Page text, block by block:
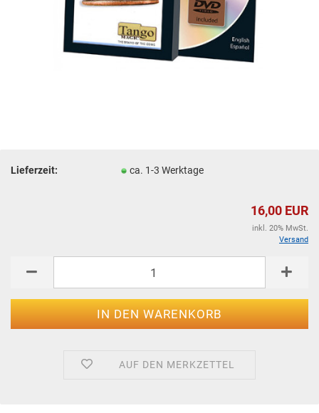
Lieferzeit: ca. 1-3 Werktage
16,00 EUR
inkl. 20% MwSt.
Versand
AUF DEN MERKZETTEL